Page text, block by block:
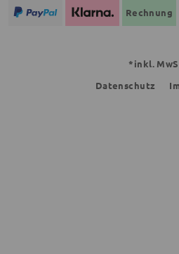
Rechnung
*inkl.
Datenschutz